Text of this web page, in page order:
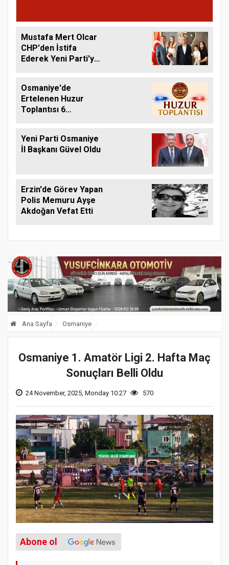
Mustafa Mert Olcar
CHP'den İstifa
Ederek Yeni Parti'ye
Osmaniye'de
Ertelenen Huzur
Toplantısı 6
Yeni Parti Osmaniye
İl Başkanı Güvel Oldu
Erzin'de Görev Yapan
Polis Memuru Ayşe
Akdoğan Vefat Etti
Ana Sayfa Osmaniye
Osmaniye 1. Amatör Ligi 2. Hafta Maç
Sonuçları Belli Oldu
24 November, 2025, Monday 10:27 570
Abone ol